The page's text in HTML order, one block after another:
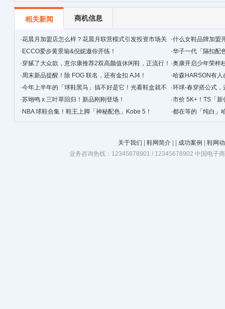
相关新闻 商机信息
·花晨月加盟店怎么样？花晨月联营模式引发投资市场关
注
·什么女鞋品牌加盟
择
· ECCO爱步黄景瑜&倪妮邀你开练！ ·华子一代「隔扣配
·穿腻了大众款，‍‍意尔康推荐2双高颜值休闲鞋，正流行！ ·奥康开启少年荣梓
·周末新品提醒！除 FOG 联名，还有金扣 AJ4！ ·哈森HARSON有人
·今年上半年的「球鞋黑马」搞不好是它！光看鞋盒就不
简单！
·环球-春穿搭公式，
·苏翊鸣 x 三叶草回归！新品刚刚登场！ ·市价 5K+！TS「
· NBA 球鞋合集！鞋王上脚「神秘配色」Kobe 5！ ·都在等的「纯白」
关于我们 鞋网简介 成功案例
鞋网
业务咨询热线：12345678901 / 12345678902 中国电子